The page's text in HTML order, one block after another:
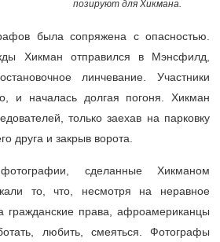
позируют для Хикмана.
была сопряжена с опасностью.
Хикман отправился в Мэнсфилд,
линчевание. Участники
и началась долгая погоня. Хикман
только заехав на парковку
друга и закрыв ворота.
сделанные Хикманом
то, что, несмотря на неравное
гражданские права, афроамериканцы
любить, смеяться. Фотографы